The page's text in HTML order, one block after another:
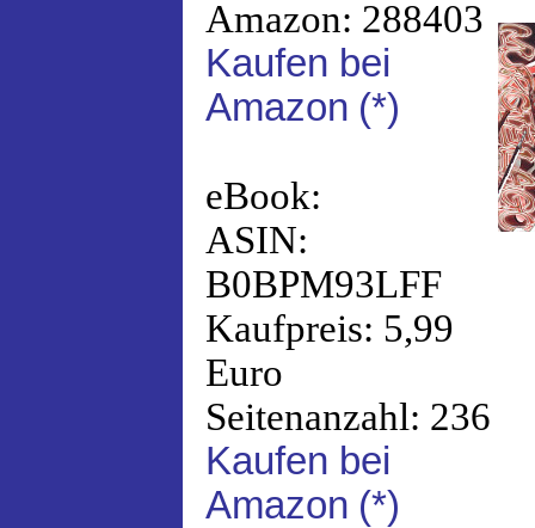
Amazon: 288403
Kaufen bei
Amazon (*)
eBook:
ASIN:
B0BPM93LFF
Kaufpreis: 5,99
Euro
Seitenanzahl: 236
Kaufen bei
Amazon (*)